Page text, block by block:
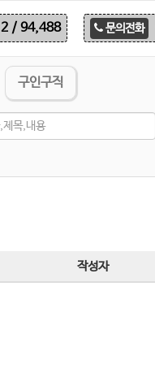
문의전화
2 / 94,488
구인구직
작성자